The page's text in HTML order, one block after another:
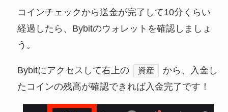
コインチェックから送金が完了して10分くらい
経過したら、Bybitのウォレットを確認しましょ
う。
Bybitにアクセスして右上の 資産
から、入金し
たコインの残高が確認できれば入金完了です！